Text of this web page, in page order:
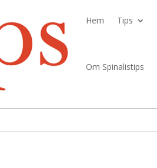
Hem Tips
Om Spinalistips